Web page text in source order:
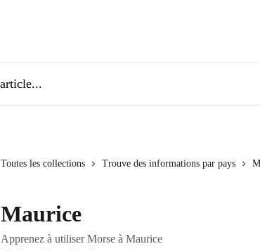
Toutes les collections Trouve des informations par pays
Maurice
Apprenez à utiliser Morse à Maurice